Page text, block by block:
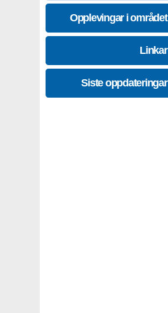
Opplevingar i området
Linkar
Siste oppdateringar